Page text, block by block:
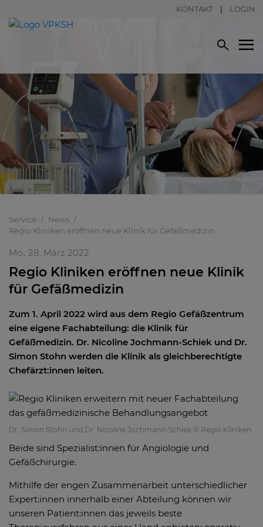
KONTAKT LOGIN
Service
News
Regio Kliniken eröffnen neue Klinik für Gefäßmedizin
Mo., 28. März 2022
Regio Kliniken eröffnen neue Klinik
für Gefäßmedizin
Zum 1. April 2022 wird aus dem Regio Gefäßzentrum
eine eigene Fachabteilung: die Klinik für
Gefäßmedizin. Dr. Nicoline Jochmann-Schiek und Dr.
Simon Stohn werden die Klinik als gleichberechtigte
Chefärzt:innen leiten.
Dr. Simon Stohn und Dr. Nicoline Jochmann-Schiek © Regio Kliniken
Beide sind Spezialist:innen für Angiologie und
Gefäßchirurgie.
Mithilfe der engen Zusammenarbeit unterschiedlicher
Expert:innen innerhalb einer Abteilung können wir
unseren Patient:innen das jeweils beste